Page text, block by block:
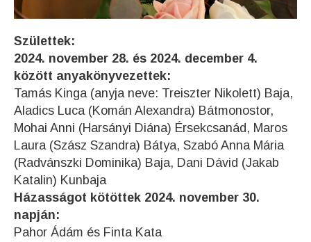
Születtek:
2024. november 28. és 2024. december 4.
között anyakönyvezettek:
Tamás Kinga (anyja neve: Treiszter Nikolett) Baja,
Aladics Luca (Komán Alexandra) Bátmonostor,
Mohai Anni (Harsányi Diána) Érsekcsanád, Maros
Laura (Szász Szandra) Bátya, Szabó Anna Mária
(Radvánszki Dominika) Baja, Dani Dávid (Jakab
Katalin) Kunbaja
Házasságot kötöttek 2024. november 30.
napján:
Pahor Ádám és Finta Kata